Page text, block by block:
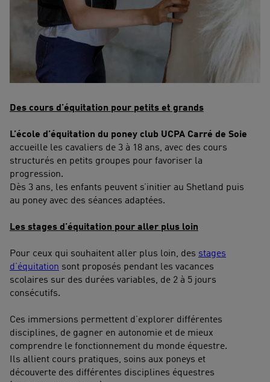
Des cours d’équitation pour petits et grands
L’école d’équitation du poney club UCPA Carré de Soie
accueille les cavaliers de 3 à 18 ans, avec des cours
structurés en petits groupes pour favoriser la
progression.
Dès 3 ans, les enfants peuvent s’initier au Shetland puis
au poney avec des séances adaptées.
Les stages d’équitation pour aller plus loin
Pour ceux qui souhaitent aller plus loin, des stages
d’équitation sont proposés pendant les vacances
scolaires sur des durées variables, de 2 à 5 jours
consécutifs.
Ces immersions permettent d’explorer différentes
disciplines, de gagner en autonomie et de mieux
comprendre le fonctionnement du monde équestre.
Ils allient cours pratiques, soins aux poneys et
découverte des différentes disciplines équestres